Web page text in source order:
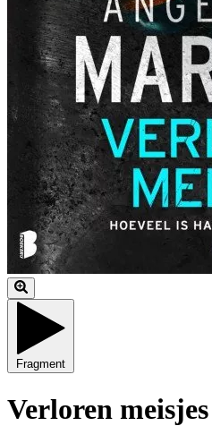
Fragment
Verloren meisjes